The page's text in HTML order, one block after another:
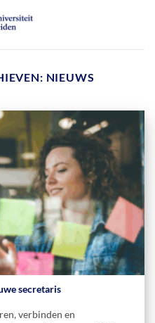
NIEUWS
secretaris
verbinden en